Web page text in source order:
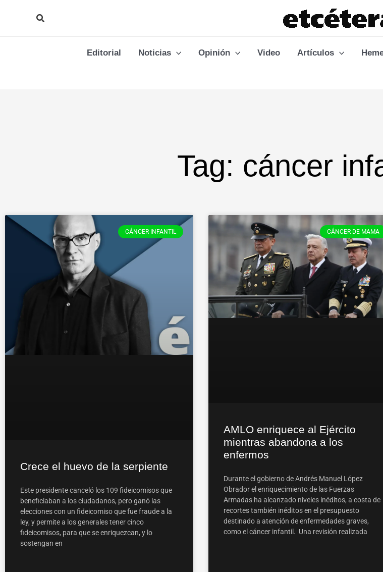
Buscar
Editorial Noticias Opinión Video Artículos
Tag: cáncer
CÁNCER INFANTIL
Crece el huevo de la serpiente
Este presidente canceló los 109 fideicomisos que
beneficiaban a los ciudadanos, pero ganó las
elecciones con un fideicomiso que fue fraude a la
ley, y permite a los generales tener cinco
fideicomisos, para que se enriquezcan, y lo
sostengan en
CÁNCER DE MAMA
AMLO enriquece al Ejército
mientras abandona a los
enfermos
Durante el gobierno de Andrés Manuel López
Obrador el enriquecimiento de las Fuerzas
Armadas ha alcanzado niveles inéditos, a costa de
recortes también inéditos en el presupuesto
destinado a atención de enfermedades graves,
como el cáncer infantil. Una revisión realizada